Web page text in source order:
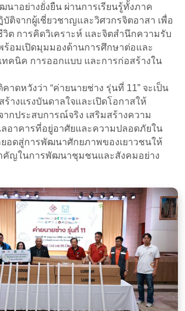
นาอย่างยั่งยืน ผ่านการเรียนรู้ทั้งภาค
ติจากผู้เชี่ยวชาญและวิศวกรจิตอาสา เพื่อ
วิต การคิดวิเคราะห์ และจิตสำนึกความรับ
อมเปิดมุมมองด้านการศึกษาต่อและ
ทคนิค การออกแบบ และการก่อสร้างใน
าดหวังว่า “ค่ายนายช่าง รุ่นที่ 11” จะเป็น
างแรงบันดาลใจและเปิดโอกาสให้
ากประสบการณ์จริง เสริมสร้างความ
ลอาคารที่อยู่อาศัยและความปลอดภัยใน
อดสู่การพัฒนาศักยภาพของเยาวชนให้
คัญในการพัฒนาชุมชนและสังคมอย่าง